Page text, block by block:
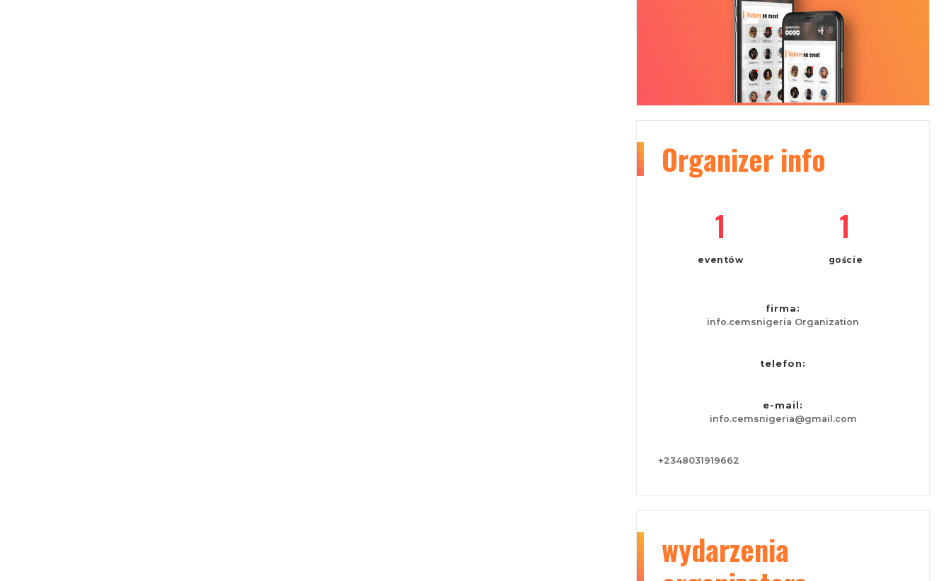
Organizer info
1
eventów
1
goście
firma:
info.cemsnigeria Organization
telefon:
e-mail:
info.cemsnigeria@gmail.com
+2348031919662
wydarzenia